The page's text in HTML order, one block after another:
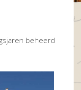
beheerd